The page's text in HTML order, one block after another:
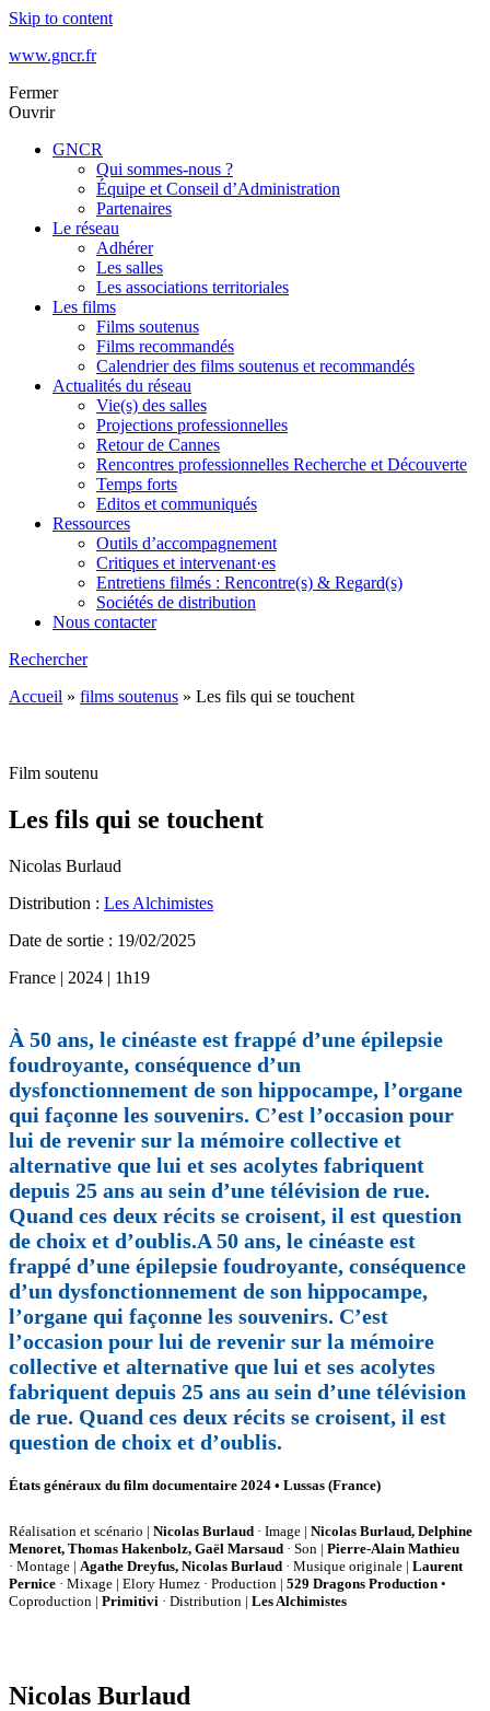
Skip to content
www.gncr.fr
Fermer
Ouvrir
GNCR
Qui sommes-nous ?
Équipe et Conseil d’Administration
Partenaires
Le réseau
Adhérer
Les salles
Les associations territoriales
Les films
Films soutenus
Films recommandés
Calendrier des films soutenus et recommandés
Actualités du réseau
Vie(s) des salles
Projections professionnelles
Retour de Cannes
Rencontres professionnelles Recherche et Découverte
Temps forts
Editos et communiqués
Ressources
Outils d’accompagnement
Critiques et intervenant·es
Entretiens filmés : Rencontre(s) & Regard(s)
Sociétés de distribution
Nous contacter
Rechercher
Accueil » films soutenus » Les fils qui se touchent
Film soutenu
Les fils qui se touchent
Nicolas Burlaud
Distribution : Les Alchimistes
Date de sortie : 19/02/2025
France | 2024 | 1h19
À 50 ans, le cinéaste est frappé d’une épilepsie
foudroyante, conséquence d’un
dysfonctionnement de son hippocampe, l’organe
qui façonne les souvenirs. C’est l’occasion pour
lui de revenir sur la mémoire collective et
alternative que lui et ses acolytes fabriquent
depuis 25 ans au sein d’une télévision de rue.
Quand ces deux récits se croisent, il est question
de choix et d’oublis.A 50 ans, le cinéaste est
frappé d’une épilepsie foudroyante, conséquence
d’un dysfonctionnement de son hippocampe,
l’organe qui façonne les souvenirs. C’est
l’occasion pour lui de revenir sur la mémoire
collective et alternative que lui et ses acolytes
fabriquent depuis 25 ans au sein d’une télévision
de rue. Quand ces deux récits se croisent, il est
question de choix et d’oublis.
États généraux du film documentaire 2024 • Lussas (France)
Réalisation et scénario | Nicolas Burlaud · Image | Nicolas Burlaud, Delphine
Menoret, Thomas Hakenbolz, Gaël Marsaud · Son | Pierre-Alain Mathieu
· Montage | Agathe Dreyfus, Nicolas Burlaud · Musique originale | Laurent
Pernice · Mixage | Elory Humez · Production | 529 Dragons Production •
Coproduction | Primitivi · Distribution | Les Alchimistes
Nicolas Burlaud